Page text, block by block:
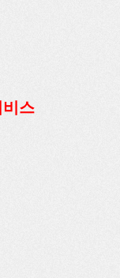
비스